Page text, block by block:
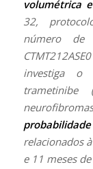
volumétrica
32,
número de
investiga o
trametinibe
relacionados
e 11 meses de